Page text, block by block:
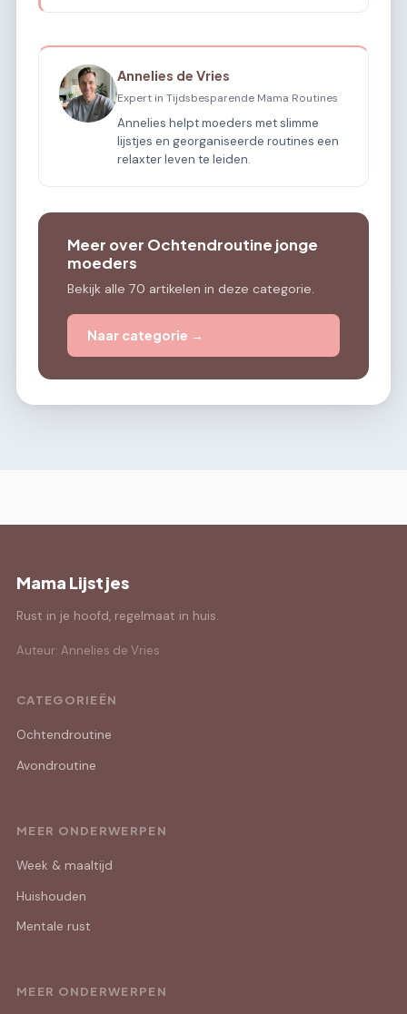
Annelies de Vries
Expert in Tijdsbesparende Mama Routines
Annelies helpt moeders met slimme
lijstjes en georganiseerde routines een
relaxter leven te leiden.
Meer over Ochtendroutine jonge
moeders
Bekijk alle 70 artikelen in deze categorie.
Naar categorie →
Mama Lijstjes
Rust in je hoofd, regelmaat in huis.
Auteur: Annelies de Vries
CATEGORIEËN
Ochtendroutine
Avondroutine
MEER ONDERWERPEN
Week & maaltijd
Huishouden
Mentale rust
MEER ONDERWERPEN